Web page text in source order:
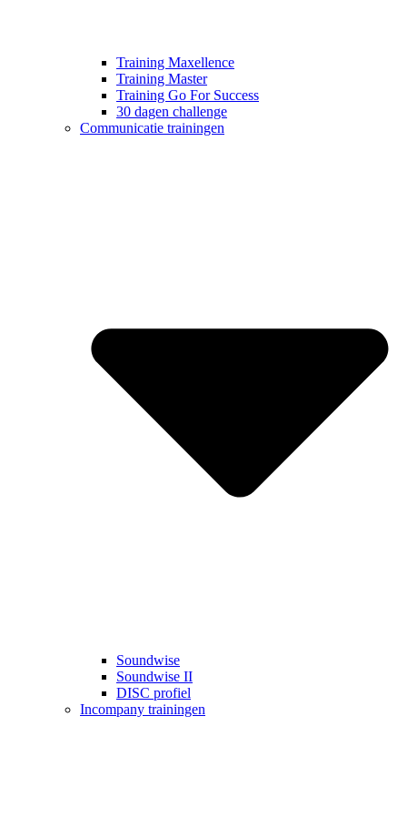
Training Maxellence
Training Master
Training Go For Success
30 dagen challenge
Communicatie trainingen
Soundwise
Soundwise II
DISC profiel
Incompany trainingen